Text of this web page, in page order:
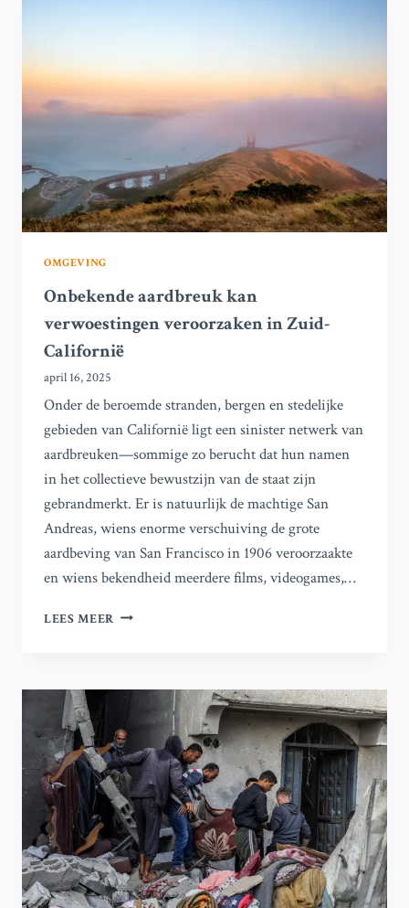
OMGEVING
Onbekende aardbreuk kan
verwoestingen veroorzaken in Zuid-
Californië
april 16, 2025
Onder de beroemde stranden, bergen en stedelijke
gebieden van Californië ligt een sinister netwerk van
aardbreuken—sommige zo berucht dat hun namen
in het collectieve bewustzijn van de staat zijn
gebrandmerkt. Er is natuurlijk de machtige San
Andreas, wiens enorme verschuiving de grote
aardbeving van San Francisco in 1906 veroorzaakte
en wiens bekendheid meerdere films, videogames,…
LEES MEER ONBEKENDE
VEROORZAKEN
ZUID-
CALIFORNIË